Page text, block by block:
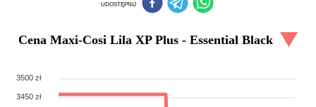
UDOSTĘPNIJ
Cena Maxi-Cosi Lila XP Plus - Essential Black
3500 zł
3450 zł